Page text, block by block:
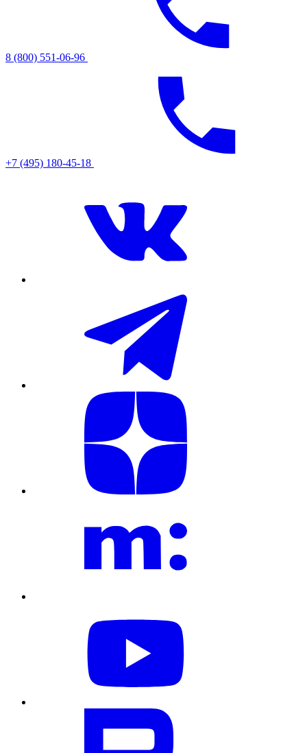
8 (800) 551-06-96
+7 (495) 180-45-18